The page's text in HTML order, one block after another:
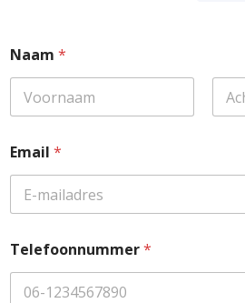
Naam *
Email *
Telefoonnummer*